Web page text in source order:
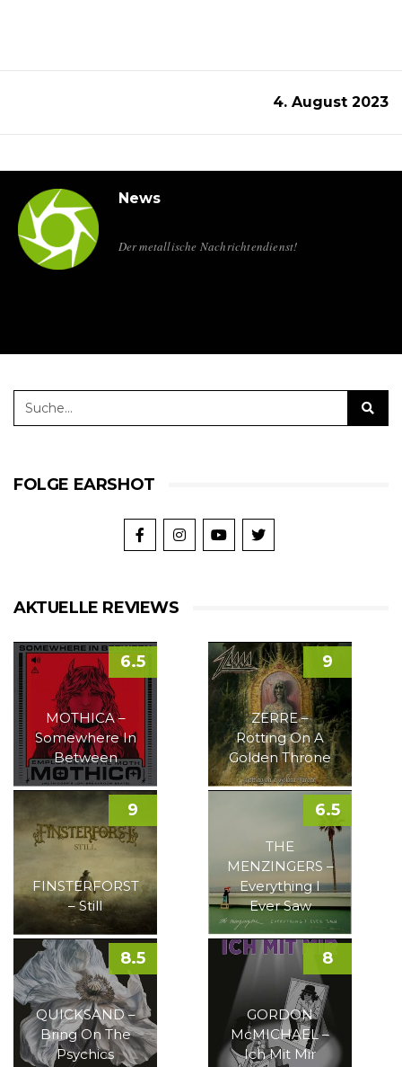
4. August 2023
News
Der metallische Nachrichtendienst!
FOLGE EARSHOT
AKTUELLE REVIEWS
MOTHICA –
Somewhere In
Between
6.5
ZERRE –
Rotting On A
Golden Throne
9
FINSTERFORST
– Still
9
THE
MENZINGERS –
Everything I
Ever Saw
6.5
QUICKSAND –
Bring On The
Psychics
8.5
GORDON
McMICHAEL –
Ich Mit Mir
8